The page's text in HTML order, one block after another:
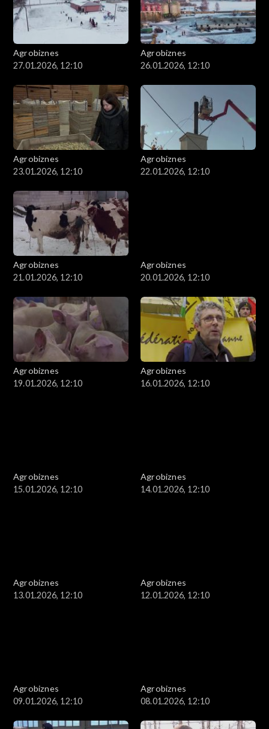
Agrobiznes
27.01.2026, 12:10
Agrobiznes
26.01.2026, 12:10
Agrobiznes
23.01.2026, 12:10
Agrobiznes
22.01.2026, 12:10
Agrobiznes
21.01.2026, 12:10
Agrobiznes
20.01.2026, 12:10
Agrobiznes
19.01.2026, 12:10
Agrobiznes
16.01.2026, 12:10
Agrobiznes
15.01.2026, 12:10
Agrobiznes
14.01.2026, 12:10
Agrobiznes
13.01.2026, 12:10
Agrobiznes
12.01.2026, 12:10
Agrobiznes
09.01.2026, 12:10
Agrobiznes
08.01.2026, 12:10